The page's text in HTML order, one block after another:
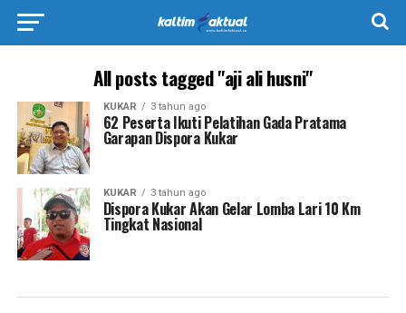
All posts tagged "aji ali husni"
KUKAR 3 tahun ago
62 Peserta Ikuti Pelatihan Gada Pratama
Garapan Dispora Kukar
KUKAR 3 tahun ago
Dispora Kukar Akan Gelar Lomba Lari 10 Km
Tingkat Nasional